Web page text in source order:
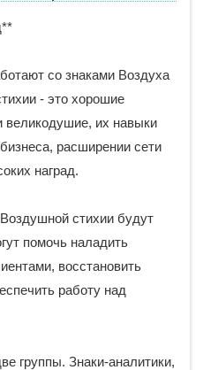
со знаками Воздуха
- это хорошие
великодушие, их навыки
расширении сети
наград.
стихии будут
помочь наладить
восстановить
работу над
группы. Знаки-аналитики,